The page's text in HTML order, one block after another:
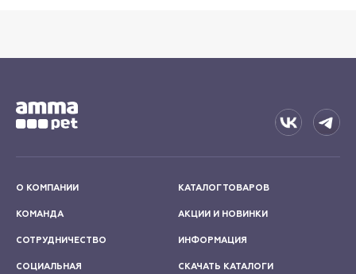
О КОМПАНИИ
КОМАНДА
СОТРУДНИЧЕСТВО
СОЦИАЛЬНАЯ
КАТАЛОГ ТОВАРОВ
АКЦИИ И НОВИНКИ
ИНФОРМАЦИЯ
СКАЧАТЬ КАТАЛОГИ